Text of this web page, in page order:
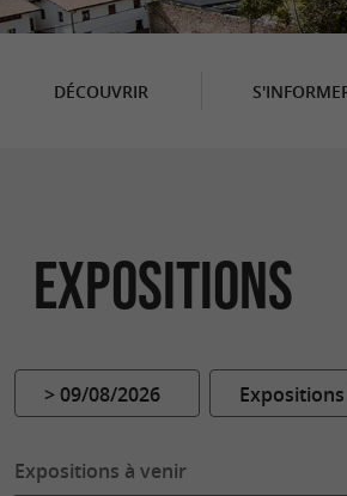
DÉCOUVRIR
Expositions
> 09/08/2026 Expositions
Expositions à venir